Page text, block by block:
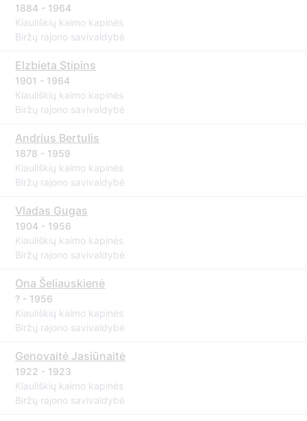
1884 - 1964
Kiauliškių kaimo kapinės
Biržų rajono savivaldybė
Elzbieta Stipins
1901 - 1964
Kiauliškių kaimo kapinės
Biržų rajono savivaldybė
Andrius Bertulis
1878 - 1959
Kiauliškių kaimo kapinės
Biržų rajono savivaldybė
Vladas Gugas
1904 - 1956
Kiauliškių kaimo kapinės
Biržų rajono savivaldybė
Ona Šeliauskienė
? - 1956
Kiauliškių kaimo kapinės
Biržų rajono savivaldybė
Genovaitė Jasiūnaitė
1922 - 1923
Kiauliškių kaimo kapinės
Biržų rajono savivaldybė